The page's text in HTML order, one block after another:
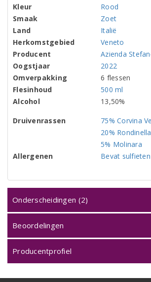
Kleur
Rood
Smaak
Zoet
Land
Italië
Herkomstgebied
Veneto
Producent
Azienda
Oogstjaar
2022
Omverpakking
6 flessen
Flesinhoud
500 ml
Alcohol
13,50%
Druivenrassen
75% Corvina
20% Rondinella
5% Molinara
Allergenen
Bevat sulfieten
Onderscheidingen (2)
Beoordelingen
Producentprofiel